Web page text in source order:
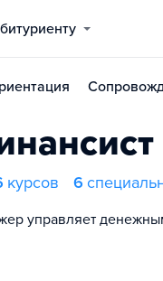
курсов 6
управляет